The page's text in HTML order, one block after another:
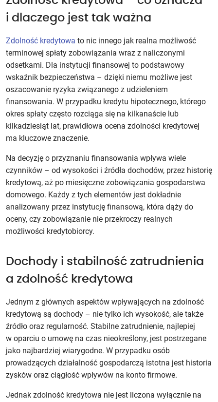
i dlaczego jest tak ważna
Zdolność kredytowa to nic innego jak realna możliwość
terminowej spłaty zobowiązania wraz z naliczonymi
odsetkami. Dla instytucji finansowej to podstawowy
wskaźnik bezpieczeństwa – dzięki niemu możliwe jest
oszacowanie ryzyka związanego z udzieleniem
finansowania. W przypadku kredytu hipotecznego, którego
okres spłaty często rozciąga się na kilkanaście lub
kilkadziesiąt lat, prawidłowa ocena zdolności kredytowej
ma kluczowe znaczenie.
Na decyzję o przyznaniu finansowania wpływa wiele
czynników – od wysokości i źródła dochodów, przez historię
kredytową, aż po miesięczne zobowiązania gospodarstwa
domowego. Każdy z tych elementów jest dokładnie
analizowany przez instytucję finansową, która dąży do
oceny, czy zobowiązanie nie przekroczy realnych
możliwości kredytobiorcy.
Dochody i stabilność zatrudnienia
a zdolność kredytowa
Jednym z głównych aspektów wpływających na zdolność
kredytową są dochody – nie tylko ich wysokość, ale także
źródło oraz regularność. Stabilne zatrudnienie, najlepiej
w oparciu o umowę na czas nieokreślony, jest postrzegane
jako najbardziej wiarygodne. W przypadku osób
prowadzących działalność gospodarczą istotna jest historia
zysków oraz ciągłość wpływów na konto firmowe.
Jednak zdolność kredytowa nie jest liczona wyłącznie na